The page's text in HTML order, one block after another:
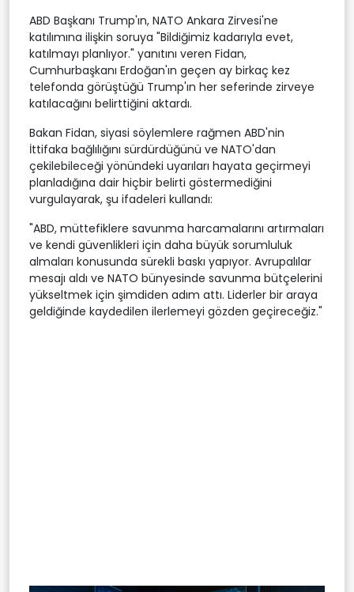
ABD Başkanı Trump'ın, NATO Ankara Zirvesi'ne
katılımına ilişkin soruya "Bildiğimiz kadarıyla evet,
katılmayı planlıyor." yanıtını veren Fidan,
Cumhurbaşkanı Erdoğan'ın geçen ay birkaç kez
telefonda görüştüğü Trump'ın her seferinde zirveye
katılacağını belirttiğini aktardı.
Bakan Fidan, siyasi söylemlere rağmen ABD'nin
İttifaka bağlılığını sürdürdüğünü ve NATO'dan
çekilebileceği yönündeki uyarıları hayata geçirmeyi
planladığına dair hiçbir belirti göstermediğini
vurgulayarak, şu ifadeleri kullandı:
"ABD, müttefiklere savunma harcamalarını artırmaları
ve kendi güvenlikleri için daha büyük sorumluluk
almaları konusunda sürekli baskı yapıyor. Avrupalılar
mesajı aldı ve NATO bünyesinde savunma bütçelerini
yükseltmek için şimdiden adım attı. Liderler bir araya
geldiğinde kaydedilen ilerlemeyi gözden geçireceğiz."